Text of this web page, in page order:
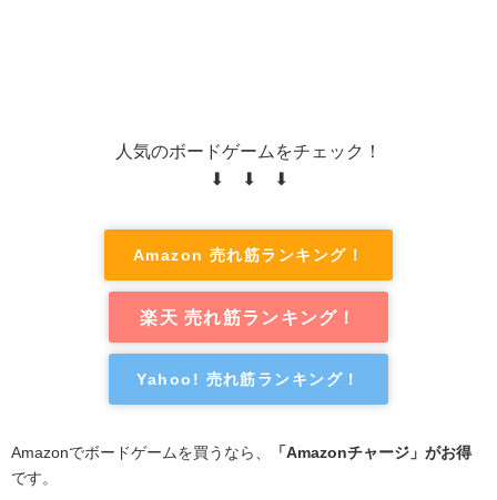
人気のボードゲームをチェック！
⬇ ⬇ ⬇
Amazon 売れ筋ランキング！
楽天 売れ筋ランキング！
Yahoo! 売れ筋ランキング！
Amazonでボードゲームを買うなら、
「Amazonチャージ」がお得
です。